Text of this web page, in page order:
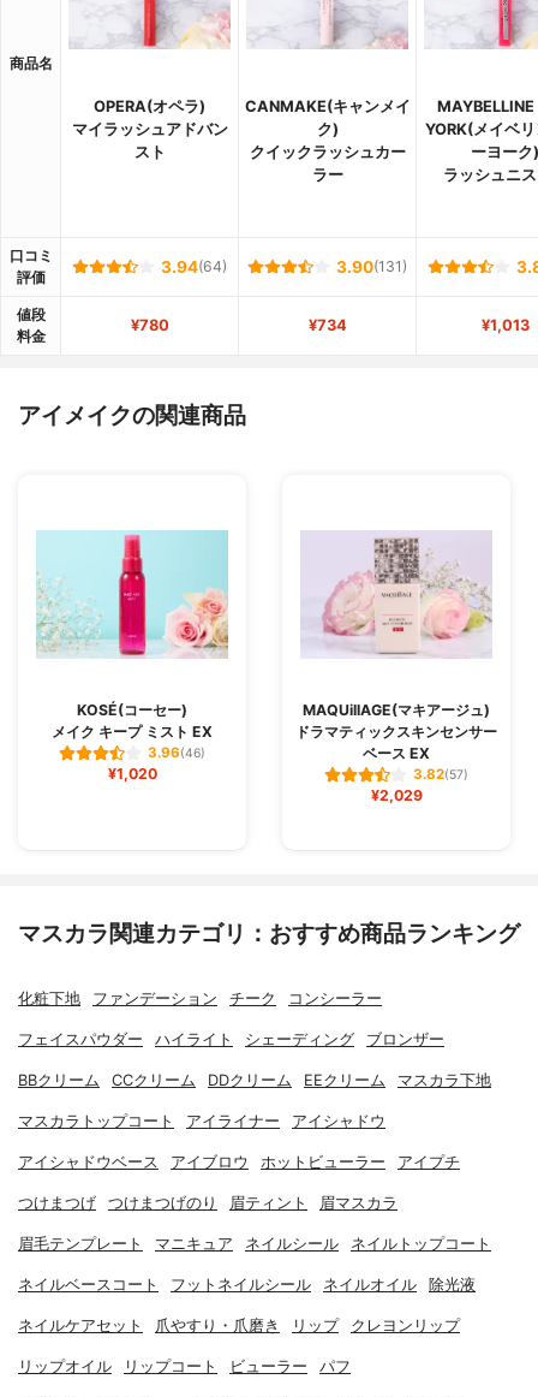
商品名
OPERA(オペラ)
マイラッシュアドバン
スト
CANMAKE(キャンメイ
ク)
クイックラッシュカー
ラー
MAYBELLINE
YORK(メイベ
ーヨーク)
ラッシュニ
口コミ
評価
3.94(64) 3.90(131)
値段
料金
¥780 ¥734 ¥1,013
アイメイクの関連商品
KOSÉ(コーセー)
メイク キープ ミスト EX
3.96(46)
¥1,020
MAQUillAGE(マキアージュ)
ドラマティックスキンセンサー
ベース EX
3.82(57)
¥2,029
マスカラ関連カテゴリ：おすすめ商品ランキング
化粧下地 ファンデーション チーク コンシーラー
フェイスパウダー ハイライト シェーディング ブロンザー
BBクリーム CCクリーム DDクリーム EEクリーム マスカラ下地
マスカラトップコート アイライナー アイシャドウ
アイシャドウベース アイブロウ ホットビューラー アイプチ
つけまつげ つけまつげのり 眉ティント 眉マスカラ
眉毛テンプレート マニキュア ネイルシール ネイルトップコート
ネイルベースコート フットネイルシール ネイルオイル 除光液
ネイルケアセット 爪やすり・爪磨き リップ クレヨンリップ
リップオイル リップコート ビューラー パフ